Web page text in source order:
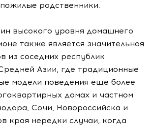
родственники.
высокого уровня домашнего
также является значительная
из соседних республик
Азии, где традиционные
модели поведения еще более
домах и частном
Сочи, Новороссийска и
края нередки случаи, когда